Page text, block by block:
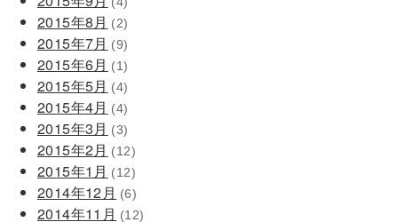
2015年8月 (2)
2015年7月 (9)
2015年6月 (1)
2015年5月 (4)
2015年4月 (4)
2015年3月 (3)
2015年2月 (12)
2015年1月 (12)
2014年12月 (6)
2014年11月 (12)